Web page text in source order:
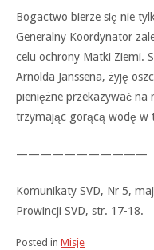
Bogactwo bierze się nie
Generalny Koordynator
celu ochrony Matki Ziemi.
Arnolda Janssena, żyję
pieniężne przekazywać na
trzymając gorącą wodę w
———————————
Komunikaty SVD, Nr 5,
Prowincji SVD, str. 17-18.
Posted in Misje